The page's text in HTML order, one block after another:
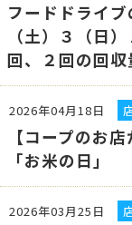
フードドライ
（土）３（日
回、２回の回収
2026年04月18日
【コープのお
「お米の日」
2026年03月25日